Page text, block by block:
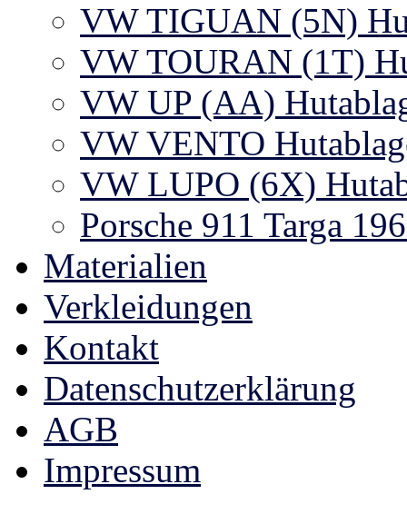
VW TIGUAN (5N)
VW TOURAN (1T)
VW UP (AA)
VW VENTO
VW LUPO (6X)
Porsche 911 Targa
Materialien
Verkleidungen
Kontakt
Datenschutzerklärung
AGB
Impressum